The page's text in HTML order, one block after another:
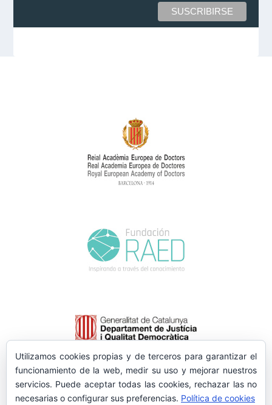
Utilizamos cookies propias y de terceros para garantizar el
funcionamiento de la web, medir su uso y mejorar nuestros
servicios. Puede aceptar todas las cookies, rechazar las no
necesarias o configurar sus preferencias. Política de cookies